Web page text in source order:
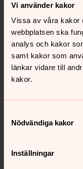
Vi använder kakor
Vissa av våra kakor
webbplatsen ska
analys och kakor
samt kakor som
länkar vidare till
kakor.
Nödvändiga kakor
Inställningar
Kontakt
Kalender
Hitta snabbt
Sociala kanaler